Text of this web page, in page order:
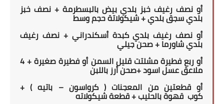
أو نصف رغيف خبز بلدي بيض بالبسطرمة + نصف خبز
بلدي سجق بلدي + شيكولاتة حجم وسط
أو نصف رغيف بلدي كبدة أسكندراني + نصف رغيف
بلدي شاورما + صحن جيلي
أو ربع فطيرة مشلتت قليل السمن أو فطيرة صغيرة + 4
ملاعق عسل اسود +صحن أرز باللبن
أو قطعتين من المعجنات ( كرواسون – باتيه ) +
كوب قهوة بالحليب + قطعة شيكولاته